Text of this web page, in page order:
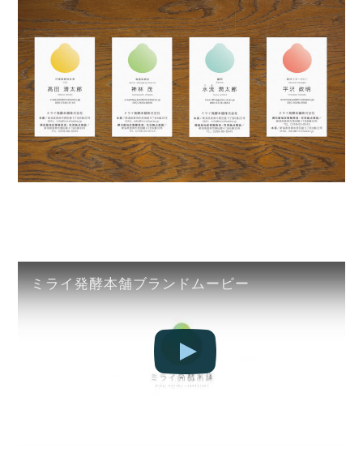
ミライ発酵本舗ブランドムービー